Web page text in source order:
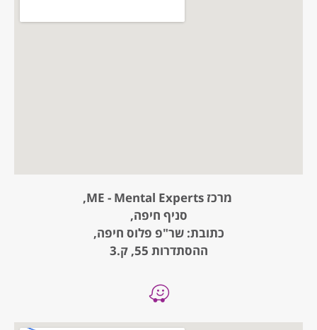
מרכז ME - Mental Experts,
סניף חיפה,
כתובת: שר"פ פלוס חיפה,
ההסתדרות 55, ק.3